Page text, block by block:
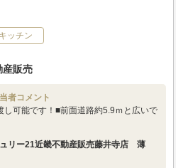
キッチン
産販売
者コメント
し可能です！■前面道路約5.9ｍと広いで
リー21近畿不動産販売藤井寺店 薄